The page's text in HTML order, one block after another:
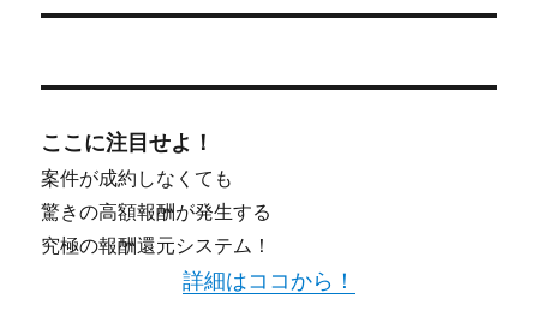
ここに注目せよ！
案件が成約しなくても
驚きの高額報酬が発生する
究極の報酬還元システム！
詳細はココから！